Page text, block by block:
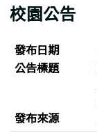
校園公告
新聞列表
發布日期
公告標題
發布來源